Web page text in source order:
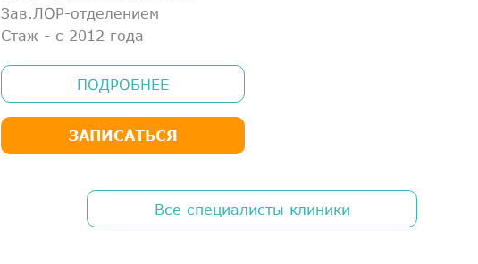
Зав.ЛОР-отделением
Стаж - с 2012 года
ПОДРОБНЕЕ
ЗАПИСАТЬСЯ
Все специалисты клиники